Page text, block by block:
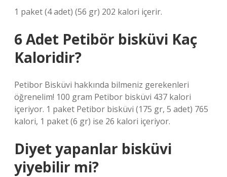
1 paket (4 adet) (56 gr) 202 kalori içerir.
6 Adet Petibör bisküvi Kaç
Kaloridir?
Petibor Bisküvi hakkında bilmeniz gerekenleri
öğrenelim! 100 gram Petibor bisküvi 437 kalori
içeriyor. 1 paket Petibor bisküvi (175 gr, 5 adet) 765
kalori, 1 paket (6 gr) ise 26 kalori içeriyor.
Diyet yapanlar bisküvi
yiyebilir mi?